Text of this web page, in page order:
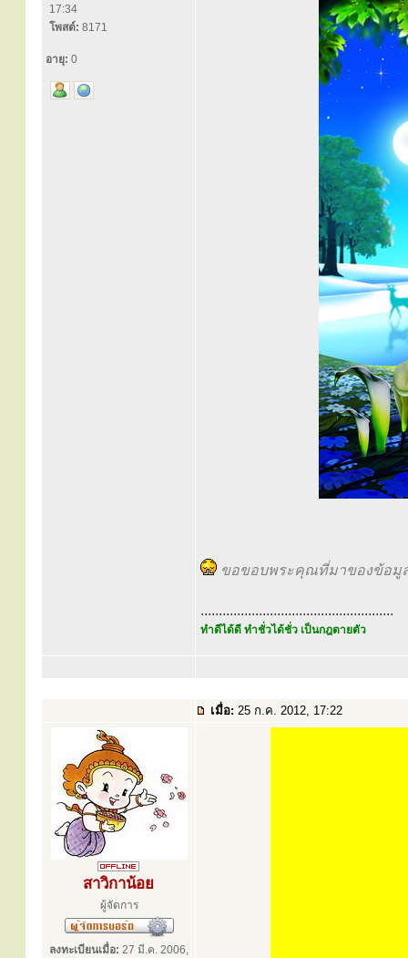
17:34
โพสต์: 8171
อายุ: 0
ขอขอบพระคุณที่มาของข้อมู
.....................................................
ทำดีได้ดี ทำชั่วได้ชั่ว เป็นกฎตายตัว
เมื่อ: 25 ก.ค. 2012, 17:22
สาวิกาน้อย
ผู้จัดการ
ลงทะเบียนเมื่อ: 27 มี.ค. 2006,